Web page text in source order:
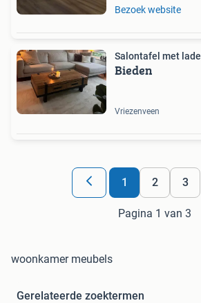
Bezoek website
Salontafel met lade
Bieden
Vriezenveen
1 2 3
Pagina 1 van 3
woonkamer meubels
Gerelateerde zoektermen